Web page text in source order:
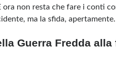
ora non resta che fare i conti
ma la sfida, apertamente.
Guerra Fredda